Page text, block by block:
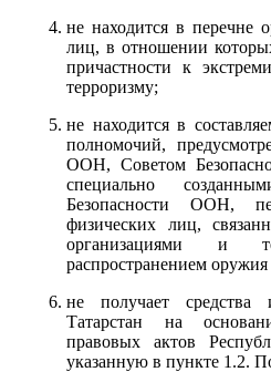
не находится в перечне
лиц, в отношении
причастности к
терроризму;
не находится в
полномочий,
ООН, Советом
специально
Безопасности ООН,
физических лиц,
организациями и
распространением
не получает средства
Татарстан на
правовых актов
указанную в пункте 1.2.